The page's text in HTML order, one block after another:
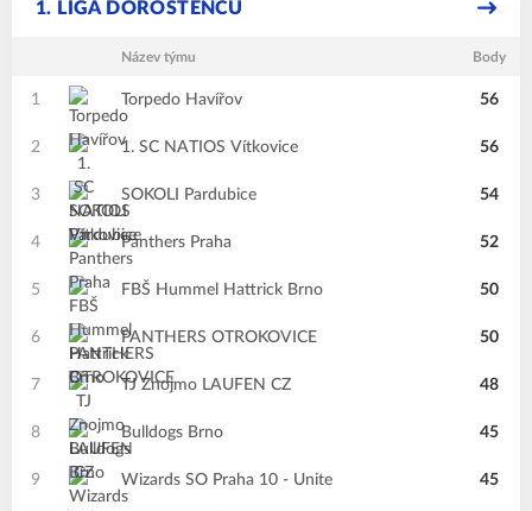
1. LIGA DOROSTENCŮ
Název týmu Body
1 Torpedo Havířov 56
2 1. SC NATIOS Vítkovice 56
3 SOKOLI Pardubice 54
4 Panthers Praha 52
5 FBŠ Hummel Hattrick Brno 50
6 PANTHERS OTROKOVICE 50
7 TJ Znojmo LAUFEN CZ 48
8 Bulldogs Brno 45
9 Wizards SO Praha 10 - Unite 45